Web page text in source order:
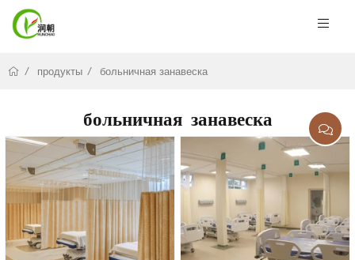
продукты больничная занавеска
больничная занавеска